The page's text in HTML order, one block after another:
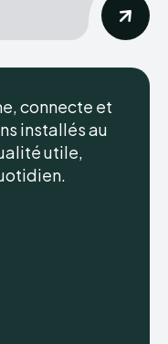
connecte et
installés au
utile,